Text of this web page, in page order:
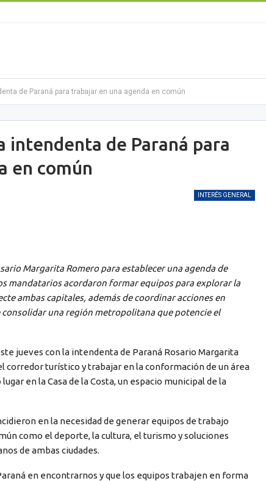
de Paraná para trabajar en una agenda en común
intendenta de Paraná para
en común
INTERÉS GENERAL
Margarita Romero para establecer una agenda de
mandatarios acordaron formar equipos para explorar la
ambas capitales, además de coordinar acciones en
una región metropolitana que potencie el
jueves con la intendenta de Paraná Rosario Margarita
corredor turístico y trabajar en la conformación de un área
en la Casa de la Costa, un espacio municipal de la
en la necesidad de generar equipos de trabajo
como el deporte, la cultura, el turismo y soluciones
de ambas ciudades.
en encontrarnos y que los equipos trabajen en forma